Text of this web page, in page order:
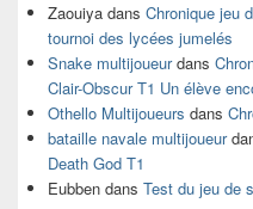
Zaouiya dans Chronique jeu
tournoi des lycées jumelés
Snake multijoueurdans
Clair-Obscur T1 Un élève
Othello Multijoueurs dans
bataille navale multijoueur
Death God T1
Eubben dans Test du jeu de